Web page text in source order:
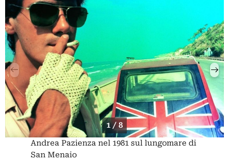
1 / 8
Andrea Pazienza nel 1981 sul lungomare di
San Menaio